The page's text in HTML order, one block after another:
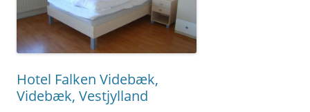
Hotel Falken Videbæk,
Videbæk, Vestjylland